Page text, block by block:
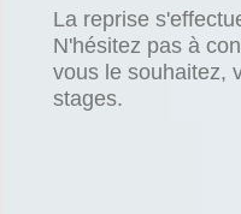
La reprise
N'hésitez pas à
vous le souhaitez,
stages.